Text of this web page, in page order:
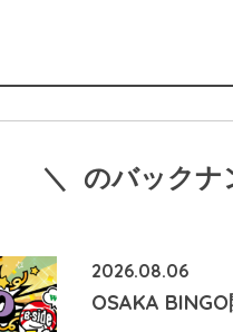
＼ のバックナ
2026.08.06
OSAKA BINGO